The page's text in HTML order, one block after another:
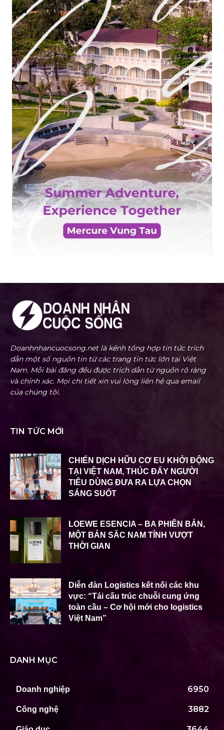
Doanhnhancuocsong.net là kênh tổng hợp tin tức trích
dẫn một số nguồn tin từ các trang tin tức lớn tại Việt
Nam. Mỗi bài đăng đều được trích dẫn từ nguồn rõ ràng
và chính xác. Mọi chi tiết xin vui lòng liên hệ qua email
của chúng tôi.
TIN TỨC MỚI
CHIẾN DỊCH HỮU CƠ EU KHỞI ĐỘNG
TẠI VIỆT NAM, THÚC ĐẨY NGƯỜI
TIÊU DÙNG ĐƯA RA LỰA CHỌN
SÁNG SUỐT
LOEWE ESENCIA – BA PHIÊN BẢN,
MỘT BẢN SẮC NAM TÍNH VƯỢT
THỜI GIAN
Diễn đàn Logistics kết nối các khu
vực: “Tái cấu trúc chuỗi cung ứng
toàn cầu – Cơ hội mới cho logistics
Việt Nam”
DANH MỤC
Doanh nghiệp 6950
Công nghệ 3882